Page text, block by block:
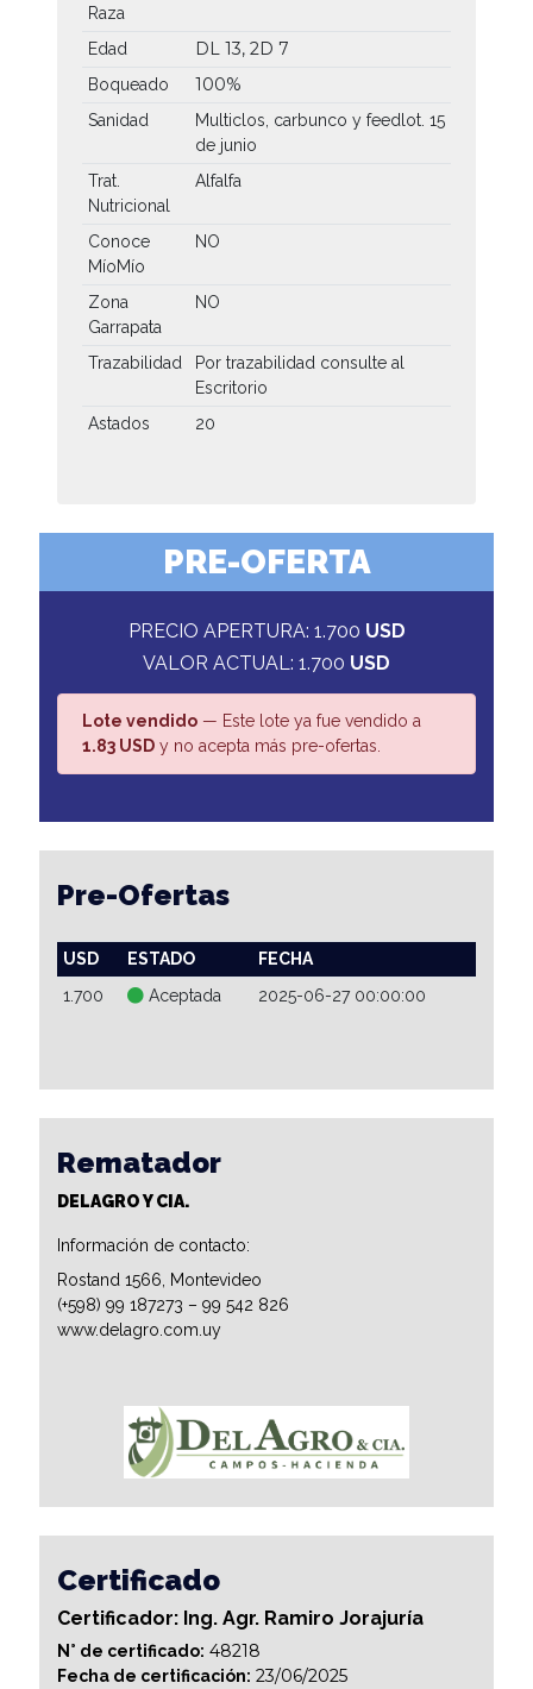
Raza
Edad
DL 13, 2D 7
Boqueado 100%
Sanidad
Multiclos, carbunco y feedlot. 15
de junio
Trat.
Nutricional
Alfalfa
Conoce
MíoMío
NO
Zona
Garrapata
NO
Trazabilidad
Por trazabilidad consulte al
Escritorio
Astados
20
PRE-OFERTA
PRECIO APERTURA: 1.700 USD
VALOR ACTUAL: 1.700 USD
Lote vendido — Este lote ya fue vendido a
1.83 USD y no acepta más pre-ofertas.
Pre-Ofertas
USD ESTADO
FECHA
1.700
Aceptada 2025-06-27 00:00:00
Rematador
DELAGRO Y CIA.
Información de contacto:
Rostand 1566, Montevideo
(+598) 99 187273 – 99 542 826
www.delagro.com.uy
Certificado
Certificador: Ing. Agr. Ramiro Jorajuría
N° de certificado: 48218
Fecha de certificación: 23/06/2025